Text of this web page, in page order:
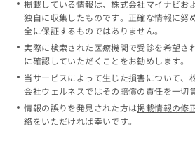
掲載している情報は、株式会社マイナビお
独自に収集したものです。正確な情報に努
全に保証するものではありません。
実際に検索された医療機関で受診を希望さ
に確認していただくことをお勧めします。
当サービスによって生じた損害について、
会社ウェルネスではその賠償の責任を一切
情報の誤りを発見された方は掲載情報の修
絡をいただければ幸いです。